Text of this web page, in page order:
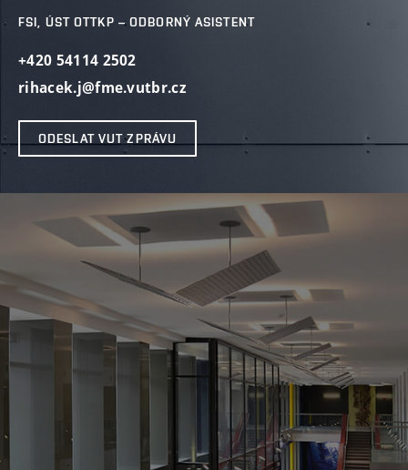
FSI, ÚST OTTKP – ODBORNÝ ASISTENT
+420 54114 2502
rihacek.j@fme.vutbr.cz
ODESLAT VUT ZPRÁVU